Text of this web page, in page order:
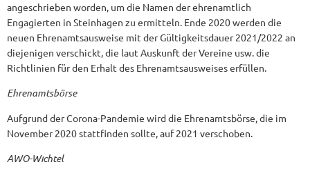
angeschrieben worden, um die Namen der ehrenamtlich
Engagierten in Steinhagen zu ermitteln. Ende 2020 werden die
neuen Ehrenamtsausweise mit der Gültigkeitsdauer 2021/2022 an
diejenigen verschickt, die laut Auskunft der Vereine usw. die
Richtlinien für den Erhalt des Ehrenamtsausweises erfüllen.
Ehrenamtsbörse
Aufgrund der Corona-Pandemie wird die Ehrenamtsbörse, die im
November 2020 stattfinden sollte, auf 2021 verschoben.
AWO-Wichtel